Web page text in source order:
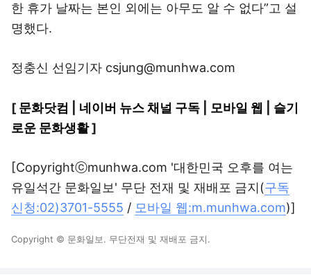
한 휴가 날짜는 본인 외에는 아무도 알 수 없다”고 설
명했다.
정충신 선임기자 csjung@munhwa.com
[ 문화닷컴 네이버 뉴스 채널 구독 모바일 웹
슬기
로운 문화생활]
[Copyrightⓒmunhwa.com '대한민국 오후를 여는
유일석간 문화일보' 무단 전재 및 재배포 금지(구독
신청:02)3701-5555 / 모바일 웹:m.munhwa.com)]
Copyright © 문화일보. 무단전재 및 재배포 금지.